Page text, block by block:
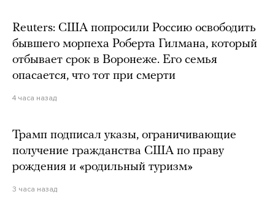
Reuters: США попросили Россию освободить
бывшего морпеха Роберта Гилмана, который
отбывает срок в Воронеже. Его семья
опасается, что тот при смерти
4 часа назад
Трамп подписал указы, ограничивающие
получение гражданства США по праву
рождения и «родильный туризм»
3 часа назад